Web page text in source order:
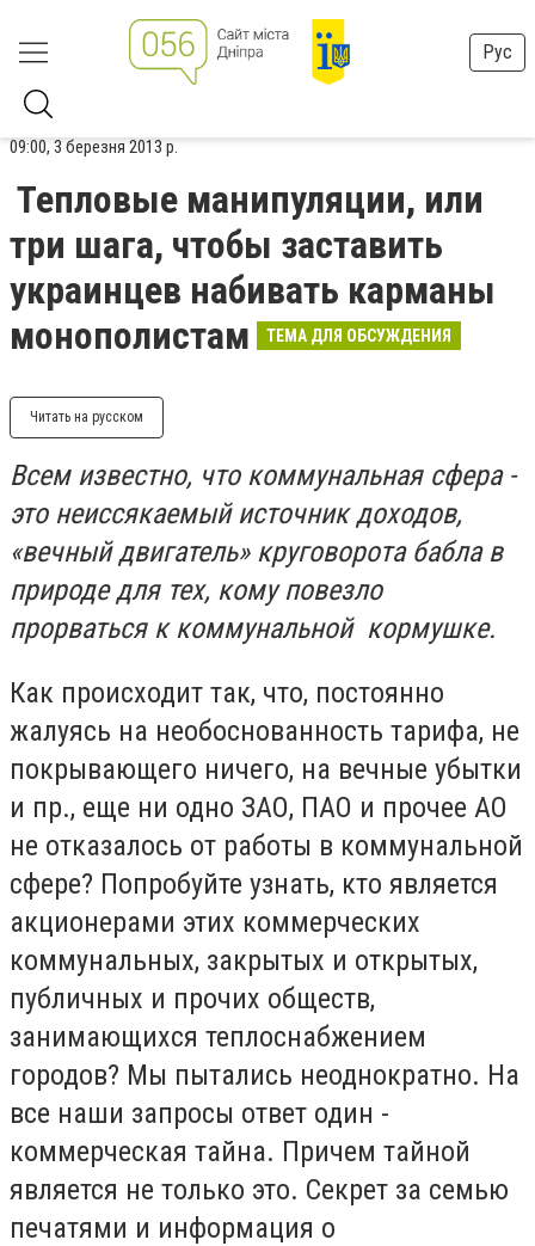
Рус
09:00, 3 березня 2013 р.
Тепловые манипуляции, или
три шага, чтобы заставить
украинцев набивать карманы
монополистам
ТЕМА ДЛЯ ОБСУЖДЕНИЯ
Читать на русском
Всем известно, что коммунальная сфера -
это неиссякаемый источник доходов,
«вечный двигатель» круговорота бабла в
природе для тех, кому повезло
прорваться к коммунальной кормушке.
Как происходит так, что, постоянно
жалуясь на необоснованность тарифа, не
покрывающего ничего, на вечные убытки
и пр., еще ни одно ЗАО, ПАО и прочее АО
не отказалось от работы в коммунальной
сфере? Попробуйте узнать, кто является
акционерами этих коммерческих
коммунальных, закрытых и открытых,
публичных и прочих обществ,
занимающихся теплоснабжением
городов? Мы пытались неоднократно. На
все наши запросы ответ один -
коммерческая тайна. Причем тайной
является не только это. Секрет за семью
печатями и информация о